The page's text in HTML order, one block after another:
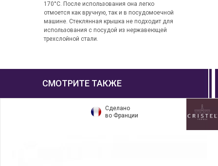
170°C. После использования она легко
отмоется как вручную, так и в посудомоечной
машине. Стеклянная крышка не подходит для
использования с посудой из нержавеющей
трехслойной стали.
СМОТРИТЕ ТАКЖЕ
Сделано
во Франции